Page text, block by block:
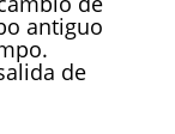
antiguo
de